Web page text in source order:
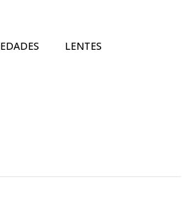
LENTES